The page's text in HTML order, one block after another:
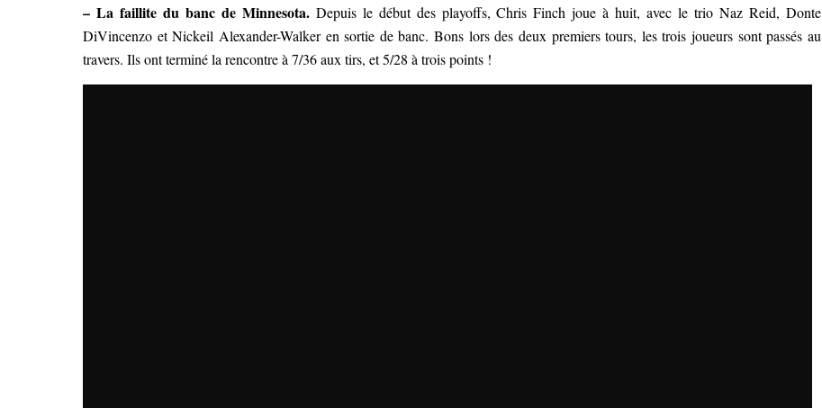
– La faillite du banc de Minnesota. Depuis le début des playoffs, Chris Finch joue à huit, avec le trio Naz Reid, Donte
DiVincenzo et Nickeil Alexander-Walker en sortie de banc. Bons lors des deux premiers tours, les trois joueurs sont passés au
travers. Ils ont terminé la rencontre à 7/36 aux tirs, et 5/28 à trois points !